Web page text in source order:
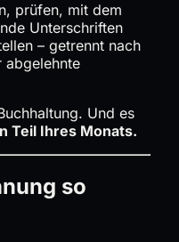
prüfen, mit dem
Unterschriften
– getrennt nach
abgelehnte
Und es
Teil Ihres Monats.
so